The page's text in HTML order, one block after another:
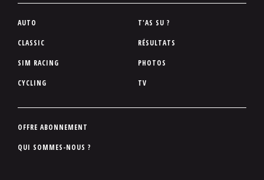
P
d
d
p
e
AUTO
CLASSIC
SIM RACING
CYCLING
T'AS SU ?
RÉSULTATS
PHOTOS
TV
P
OFFRE ABONNEMENT
QUI SOMMES-NOUS ?